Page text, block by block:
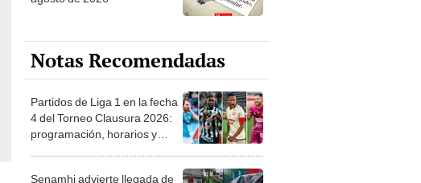
Notas Recomendadas
Partidos de Liga 1 en la fecha
4 del Torneo Clausura 2026:
programación, horarios y
Senamhi advierte llegada de